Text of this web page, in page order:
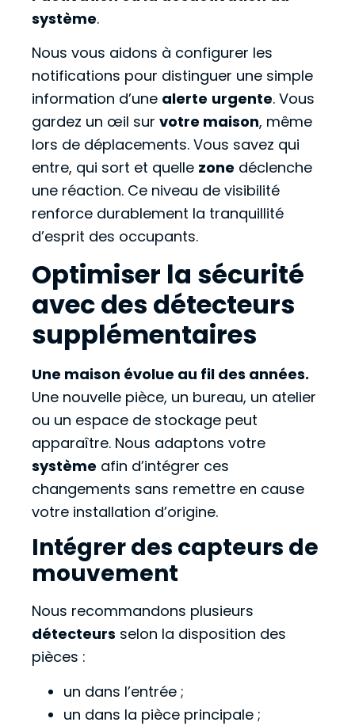
système.
Nous vous aidons à configurer les
notifications pour distinguer une simple
information d’une alerte urgente. Vous
gardez un œil sur votre maison, même
lors de déplacements. Vous savez qui
entre, qui sort et quelle zone déclenche
une réaction. Ce niveau de visibilité
renforce durablement la tranquillité
d’esprit des occupants.
Optimiser la sécurité
avec des détecteurs
supplémentaires
Une maison évolue au fil des années.
Une nouvelle pièce, un bureau, un atelier
ou un espace de stockage peut
apparaître. Nous adaptons votre
système afin d’intégrer ces
changements sans remettre en cause
votre installation d’origine.
Intégrer des capteurs de
mouvement
Nous recommandons plusieurs
détecteurs selon la disposition des
pièces :
un dans l’entrée ;
un dans la pièce principale ;